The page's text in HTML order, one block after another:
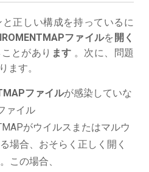
正しい構成を持っているに
ファイルを 開く
とがあり ます 。次に、問題
ます。
ファイルが感染していな
ァイル
がウイルスまたはマルウ
場合、おそらく正しく開く
この場合、